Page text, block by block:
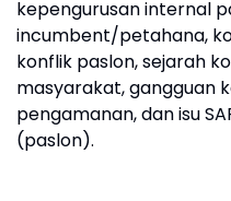
kepengurusan internal
incumbent/petahana,
konflik paslon, sejarah
masyarakat, gangguan
pengamanan, dan isu
(paslon).